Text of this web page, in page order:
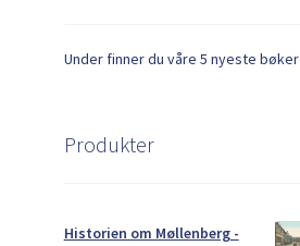
Under finner du våre 5 nyeste bøker
Produkter
Historien om Møllenberg -